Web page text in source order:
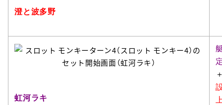
澄と波多野
虹河ラキ